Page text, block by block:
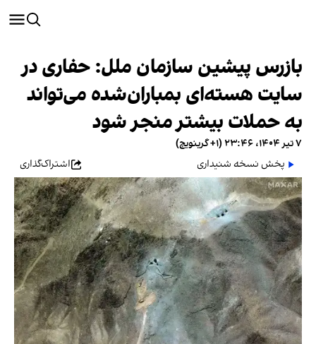
بازرس پیشین سازمان ملل: حفاری در
سایت هسته‌ای بمباران‌شده می‌تواند
به حملات بیشتر منجر شود
۷ تیر ۱۴۰۴، ۲۳:۴۶ (‎+۱ گرینویچ)
پخش نسخه شنیداری
اشتراک‌گذاری